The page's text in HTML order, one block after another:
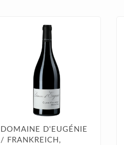
DOMAINE D'EUGÉNIE
/ FRANKREICH,